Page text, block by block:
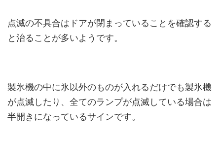
点滅の不具合はドアが閉まっていることを確認する
と治ることが多いようです。
製氷機の中に氷以外のものが入れるだけでも製氷機
が点滅したり、全てのランプが点滅している場合は
半開きになっているサインです。